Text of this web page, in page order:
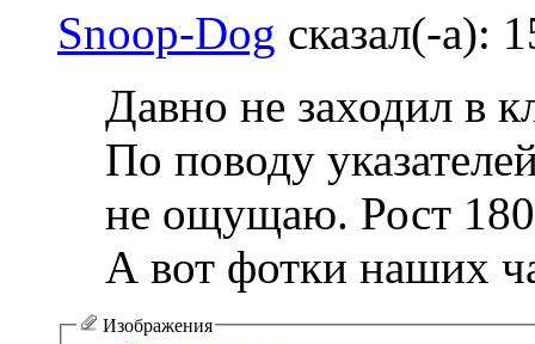
Snoop-Dog сказал(-а):
Давно не заходил в
По поводу
не ощущаю. Рост
А вот фотки наших
Изображения